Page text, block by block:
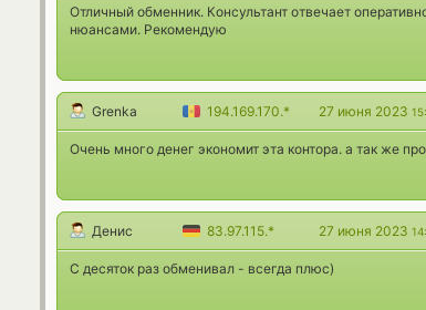
Отличный обменник. Консультант отвечает
нюансами. Рекомендую
Grenka 194.169.170.* 27 июня 2023
Очень много денег экономит эта контора. а так же
Денис 83.97.115.* 27 июня 2023
С десяток раз обменивал - всегда плюс)